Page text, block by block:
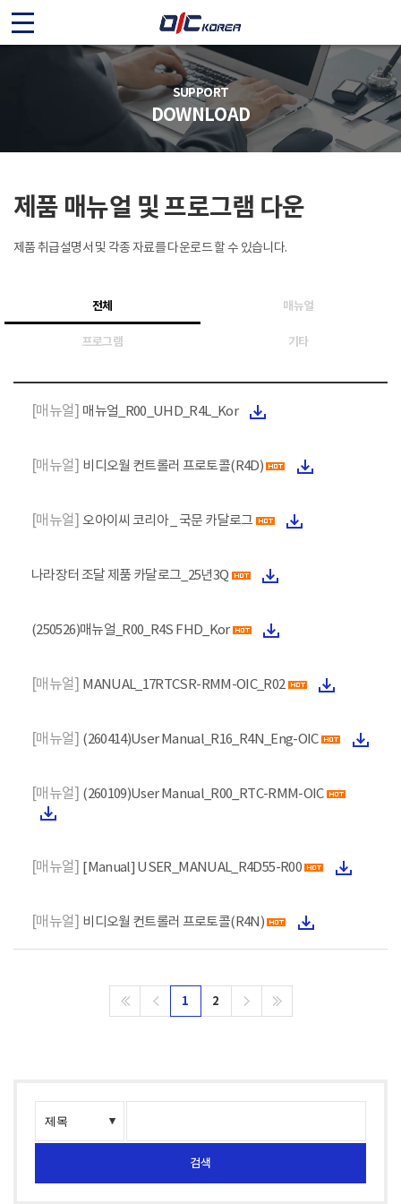
O
I
C
K
R
E
SUPPORT
DOWNLOAD
제품 매뉴얼 및 프로그램 다운
제품 취급설명서 및 각종 자료를 다운로드 할 수 있습니다.
전체 매뉴얼
프로그램 기타
[매뉴얼] 매뉴얼_R00_UHD_R4L_Kor
[매뉴얼] 비디오월 컨트롤러 프로토콜(R4D)
[매뉴얼]오아이씨 코리아 _ 국문 카달로그
나라장터 조달 제품 카달로그_25년3Q
(250526)매뉴얼_R00_R4S FHD_Kor
[매뉴얼] MANUAL_17RTCSR-RMM-OIC_R02
[매뉴얼] (260414)User Manual_R16_R4N_Eng-OIC
[매뉴얼] (260109)User Manual_R00_RTC-RMM-OIC
[매뉴얼] [Manual] USER_MANUAL_R4D55-R00
[매뉴얼] 비디오월 컨트롤러 프로토콜(R4N)
1 2
검색